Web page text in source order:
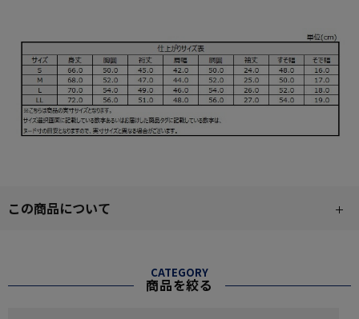
この商品について
CATEGORY
商品を絞る